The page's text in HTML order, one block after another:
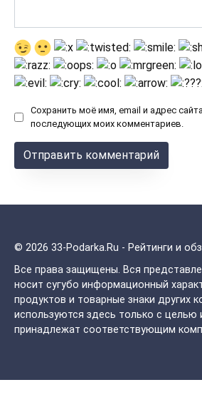
Сохранить моё имя, email и адрес
последующих моих комментариев.
© 2026 33-Podarka.Ru - Рейтинги и
Все права защищены. Вся
носит сугубо информационный
продуктов и товарные знаки других
используются здесь только с целью
принадлежат соответствующим